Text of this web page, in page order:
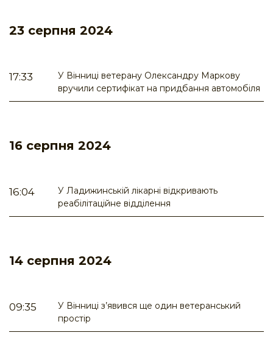
23 серпня 2024
17:33
У Вінниці ветерану Олександру Маркову
вручили сертифікат на придбання автомобіля
16 серпня 2024
16:04
У Ладижинській лікарні відкривають
реабілітаційне відділення
14 серпня 2024
09:35
У Вінниці з’явився ще один ветеранський
простір